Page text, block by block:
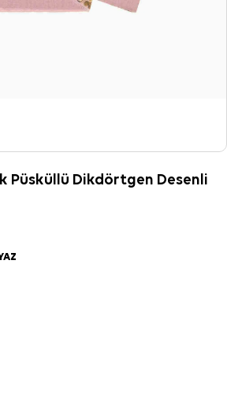
Püsküllü Dikdörtgen Desenli